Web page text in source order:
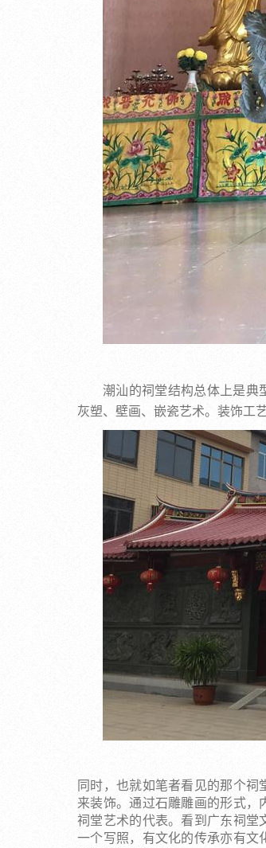
潮汕的祠堂结构总体上是典
灰塑、壁画、嵌瓷艺术。装饰工
同时，也就如笔者看见的那个
来装饰。通过石雕雕画的形式，
祠堂艺术的代表。看到广东祠堂
一个写照，有文化的传承亦有文